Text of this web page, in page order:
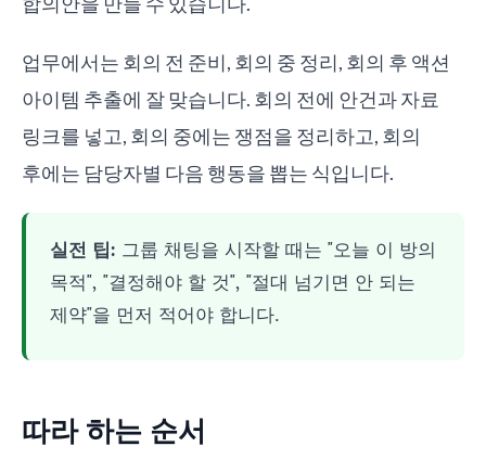
업무에서는 회의 전 준비, 회의 중 정리, 회의 후 액션
아이템 추출에 잘 맞습니다. 회의 전에 안건과 자료
링크를 넣고, 회의 중에는 쟁점을 정리하고, 회의
후에는 담당자별 다음 행동을 뽑는 식입니다.
실전 팁: 그룹 채팅을 시작할 때는 "오늘 이 방의
목적", "결정해야 할 것", "절대 넘기면 안 되는
제약"을 먼저 적어야 합니다.
따라 하는 순서